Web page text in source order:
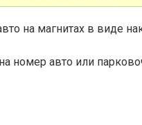
на магнитах в виде
номер авто или